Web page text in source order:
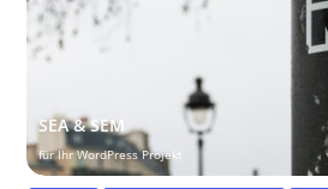
SEA & SEM
für Ihr WordPress Projekt